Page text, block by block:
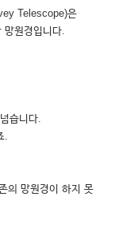
Telescope)은
망원경입니다.
습니다.
.
의 망원경이 하지 못